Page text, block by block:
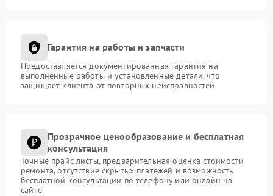
Гарантия на работы и запчасти
Предоставляется документированная гарантия на
выполненные работы и установленные детали, что
защищает клиента от повторных неисправностей
Прозрачное ценообразование и бесплатная
консультация
Точные прайс-листы, предварительная оценка стоимости
ремонта, отсутствие скрытых платежей и возможность
бесплатной консультации по телефону или онлайн на
сайте